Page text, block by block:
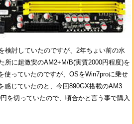
検討していたのですが、2年ちょい前の水
所に超激安のAM2+M/B(実質2000円程度)を
使っていたのですが、OSをWin7proに乗せ
感じていたのと、今回890GX搭載のAM3
を切っていたので、頃合かと言う事で購入